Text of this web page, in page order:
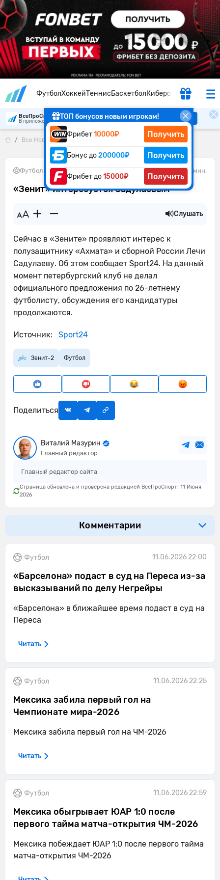
ФутболХоккейТеннисБаскетболКиберспорт
ТОП бонусов новым игрокам!
Фрибет10000₽ Получить
Бонус до200000₽ Получить
Фрибет до15000₽ Получить
ВсеПроСпорт
В приложении удобнее Скачать
Все Новости «Зенит» интересуется Садулаевым
Футбол• 11.06.2026 2 мин.
«Зенит» интересуется Садулаевым
Слушать
Сейчас в «Зените» проявляют интерес к
полузащитнику «Ахмата» и сборной России Лечи
Садулаеву. Об этом сообщает Sport24. На данный
момент петербургский клуб не делал
официального предложения по 26-летнему
футболисту, обсуждения его кандидатуры
продолжаются.
Источник: Sport24
Зенит-2 Футбол
Поделиться
Виталий Мазурин
Главный редактор
Главный редактор сайта
Страница обновлена и проверена редакцией ВсеПроСпорт: 11 Июня
2026
Комментарии
Футбол 11.06.2026 22:00
«Барселона» подаст в суд на Переса из-за
высказываний по делу Негрейры
«Барселона» в ближайшее время подаст в суд на
Переса
Читать
Футбол 11.06.2026 22:25
Мексика забила первый гол на
Чемпионате мира-2026
Мексика забила первый гол на ЧМ-2026
Читать
Футбол 11.06.2026 22:59
Мексика обыгрывает ЮАР 1:0 после
первого тайма матча-открытия ЧМ-2026
Мексика побеждает ЮАР 1:0 после первого тайма
матча-открытия ЧМ-2026